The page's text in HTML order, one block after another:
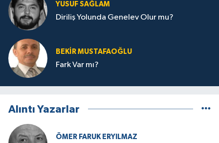
YUSUF SAĞLAM
Diriliş Yolunda Genelev Olur mu?
BEKIR MUSTAFAOĞLU
Fark Var mı?
Alıntı Yazarlar
ÖMER FARUK ERYILMAZ